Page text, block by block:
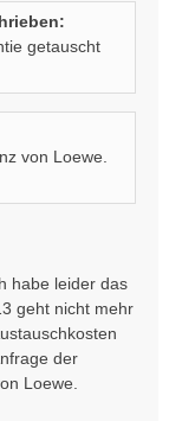
getauscht
von Loewe.
habe leider das
geht nicht mehr
der
Loewe.